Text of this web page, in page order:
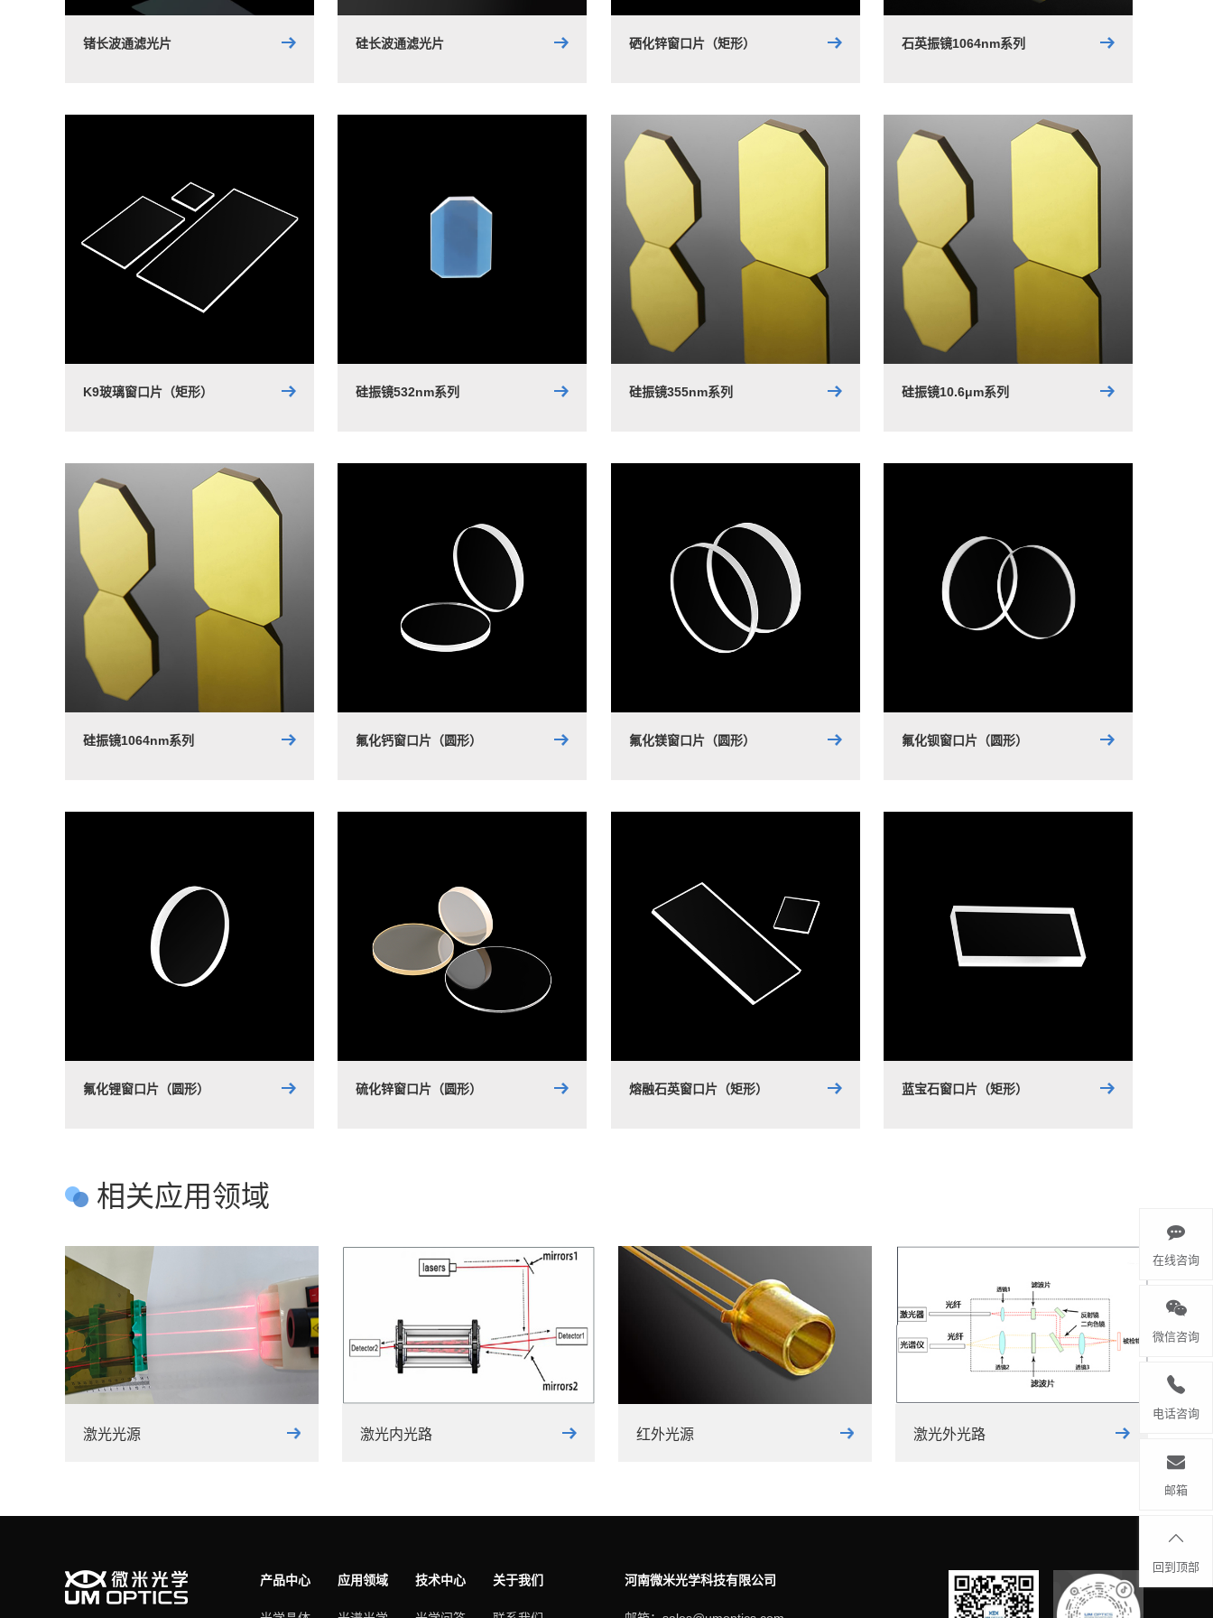
锗长波通滤光片 硅长波通滤光片 硒化锌窗口片（矩形） 石英振镜1064nm系列
K9玻璃窗口片（矩形） 硅振镜532nm系列 硅振镜355nm系列 硅振镜10.6μm系列
硅振镜1064nm系列 氟化钙窗口片（圆形） 氟化镁窗口片（圆形） 氟化钡窗口片（圆形）
氟化锂窗口片（圆形） 硫化锌窗口片（圆形） 熔融石英窗口片（矩形） 蓝宝石窗口片（矩形）
相关应用领域
激光光源 激光内光路 红外光源 激光外光路
产品中心 应用领域 技术中心 关于我们 河南微米光学科技有限公司
在线咨询
微信咨询
电话咨询
邮箱
回到顶部